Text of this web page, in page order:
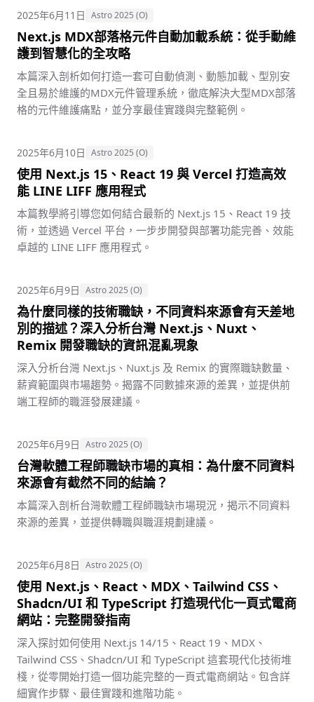
2025年6月11日 Astro 2025 (O)
Next.js MDX部落格元件自動加載系統：從手動維
護到智慧化的全攻略
本篇深入剖析如何打造一套可自動偵測、動態加載、型別安
全且易於維護的MDX元件管理系統，徹底解決大型MDX部落
格的元件維護痛點，並分享最佳實踐與完整範例。
2025年6月10日 Astro 2025 (O)
使用 Next.js 15、React 19 與 Vercel 打造高效
能 LINE LIFF 應用程式
本篇教學將引導您如何結合最新的 Next.js 15、React 19 技
術，並透過 Vercel 平台，一步步開發與部署功能完善、效能
卓越的 LINE LIFF 應用程式。
2025年6月9日 Astro 2025 (O)
為什麼同樣的技術職缺，不同資料來源會有天差地
別的描述？深入分析台灣 Next.js、Nuxt、
Remix 開發職缺的資訊混亂現象
深入分析台灣 Next.js、Nuxt.js 及 Remix 的實際職缺數量、
薪資範圍與市場趨勢。揭露不同數據來源的差異，並提供前
端工程師的職涯發展建議。
2025年6月9日 Astro 2025 (O)
台灣軟體工程師職缺市場的真相：為什麼不同資料
來源會有截然不同的結論？
本篇深入剖析台灣軟體工程師職缺市場現況，揭示不同資料
來源的差異，並提供轉職與職涯規劃建議。
2025年6月8日 Astro 2025 (O)
使用 Next.js、React、MDX、Tailwind CSS、
Shadcn/UI 和 TypeScript 打造現代化一頁式電商
網站：完整開發指南
深入探討如何使用 Next.js 14/15、React 19、MDX、
Tailwind CSS、Shadcn/UI 和 TypeScript 這套現代化技術堆
棧，從零開始打造一個功能完整的一頁式電商網站。包含詳
細實作步驟、最佳實踐和進階功能。